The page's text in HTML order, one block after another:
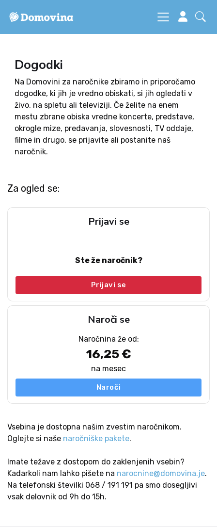
Dogodki
Na Domovini za naročnike zbiramo in priporočamo
dogodke, ki jih je vredno obiskati, si jih ogledati v
živo, na spletu ali televiziji. Če želite na enem
mestu zbrane obiska vredne koncerte, predstave,
okrogle mize, predavanja, slovesnosti, TV oddaje,
filme in drugo, se prijavite ali postanite naš
naročnik.
Za ogled se:
Prijavi se
Ste že naročnik?
Prijavi se
Naroči se
Naročnina že od:
16,25 €
na mesec
Naroči
Vsebina je dostopna našim zvestim naročnikom.
Oglejte si naše naročniške pakete.
Imate težave z dostopom do zaklenjenih vsebin?
Kadarkoli nam lahko pišete na narocnine@domovina.je.
Na telefonski številki 068 / 191 191 pa smo dosegljivi
vsak delovnik od 9h do 15h.